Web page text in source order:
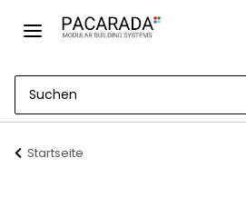
Startseite